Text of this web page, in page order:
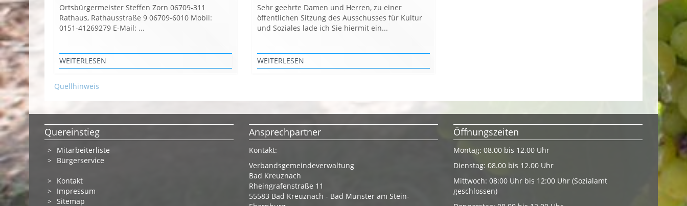
Ortsbürgermeister Steffen Zorn 06709-311
Rathaus, Rathausstraße 9 06709-6010 Mobil:
0151-41269279 E-Mail: ...
WEITERLESEN
Sehr geehrte Damen und Herren, zu einer
öffentlichen Sitzung des Ausschusses für Kultur
und Soziales lade ich Sie hiermit ein...
WEITERLESEN
Quellhinweis
Quereinstieg
Mitarbeiterliste
Bürgerservice
Kontakt
Impressum
Sitemap
Ansprechpartner
Kontakt:
Verbandsgemeindeverwaltung
Bad Kreuznach
Rheingrafenstraße 11
55583 Bad Kreuznach - Bad Münster am Stein-
Öffnungszeiten
Montag: 08.00 bis 12.00 Uhr
Dienstag: 08.00 bis 12.00 Uhr
Mittwoch: 08:00 Uhr bis 12:00 Uhr (Sozialamt
geschlossen)